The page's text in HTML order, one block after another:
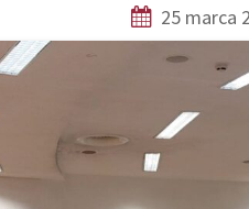
25 marca